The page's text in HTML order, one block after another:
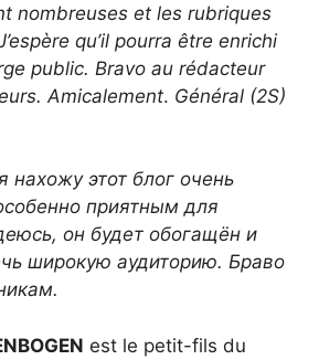
nombreuses et les rubriques
qu’il pourra être enrichi
public. Bravo au rédacteur
Amicalement. Général (2S)
нахожу этот блог очень
приятным для
он будет обогащён и
широкую аудиторию. Браво
est le petit-fils du